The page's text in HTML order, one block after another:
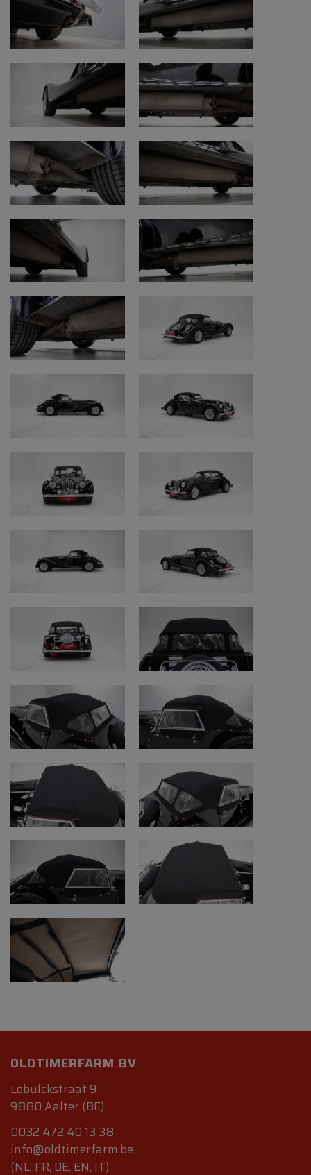
OLDTIMERFARM BV
Lobulckstraat 9
9880 Aalter (BE)
0032 472 40 13 38
info@oldtimerfarm.be
(NL, FR, DE, EN, IT)